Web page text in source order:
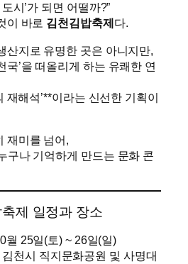
시’가 되면 어떨까?”
이 바로 김천김밥축제 다.
산지로 유명한 곳은 아니지만,
국’을 떠올리게 하는 유쾌한 연
재해석’**이라는 신선한 기획이
재미를 넘어,
구나 기억하게 만드는 문화 콘
제 일정과 장소
월 25일(토) ~ 26일(일)
천시 직지문화공원 및 사명대